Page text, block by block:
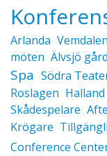
Arlanda Vemdalen
möten Älvsjö gård
Spa Södra
Roslagen Halland
Skådespelare
Krögare
Conference